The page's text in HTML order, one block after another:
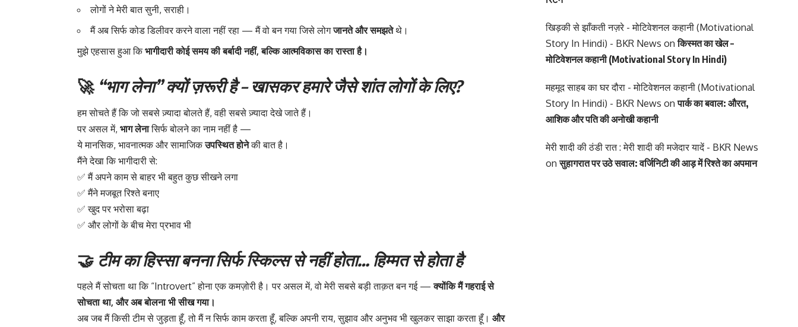
लोगों ने मेरी बात सुनी, सराही।
मैं अब सिर्फ कोड डिलीवर करने वाला नहीं रहा — मैं वो बन गया जिसे लोगजानते और समझतेथे।
मुझे एहसास हुआ किभागीदारी कोई समय की बर्बादी नहीं, बल्कि आत्मविकास का रास्ता है।
🚀 “भाग लेना” क्यों ज़रूरी है – खासकर हमारे जैसे शांत लोगों के लिए?
हम सोचते हैं कि जो सबसे ज़्यादा बोलते हैं, वही सबसे ज़्यादा देखे जाते हैं।
पर असल में, भाग लेनासिर्फ बोलने का नाम नहीं है —
ये मानसिक, भावनात्मक और सामाजिकउपस्थित होनेकी बात है।
मैंने देखा कि भागीदारी से:
✅ मैं अपने काम से बाहर भी बहुत कुछ सीखने लगा
✅ मैंने मजबूत रिश्ते बनाए
✅ खुद पर भरोसा बढ़ा
✅ और लोगों के बीच मेरा प्रभाव भी
🤝 टीम का हिस्सा बनना सिर्फ स्किल्स से नहीं होता… हिम्मत से होता है
पहले मैं सोचता था कि “Introvert” होना एक कमज़ोरी है। पर असल में, वो मेरी सबसे बड़ी ताक़त बन गई —क्योंकि मैं गहराई से
सोचता था, और अब बोलना भी सीख गया।
अब जब मैं किसी टीम से जुड़ता हूँ, तो मैं न सिर्फ काम करता हूँ, बल्कि अपनी राय, सुझाव और अनुभव भी खुलकर साझा करता हूँ। और
खिड़की से झाँकती नज़रे - मोटिवेशनल कहानी (Motivational
Story In Hindi) - BKR News onकिस्मत का खेल –
मोटिवेशनल कहानी (Motivational Story In Hindi)
महमूद साहब का घर दौरा - मोटिवेशनल कहानी (Motivational
Story In Hindi) - BKR News onपार्क का बवाल: औरत,
आशिक और पति की अनोखी कहानी
मेरी शादी की ठंडी रात : मेरी शादी की मजेदार यादें - BKR News
onसुहागरात पर उठे सवाल: वर्जिनिटी की आड़ में रिश्ते का अपमान